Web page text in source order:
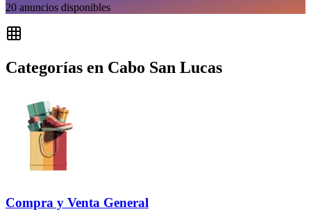
20 anuncios disponibles
Categorías en Cabo San Lucas
Compra y Venta General